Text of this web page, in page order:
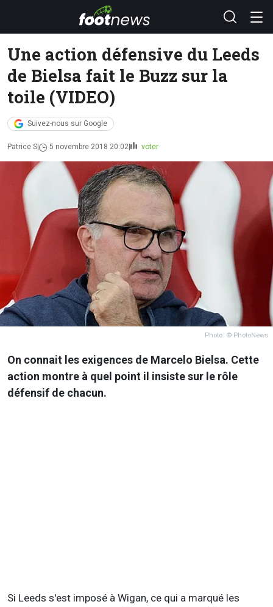
Une action défensive du Leeds
de Bielsa fait le Buzz sur la
toile (VIDEO)
Suivez-nous sur Google
Patrice S 5 novembre 2018 20:02 voter
Photo: © PhotoNews
On connait les exigences de Marcelo Bielsa. Cette
action montre à quel point il insiste sur le rôle
défensif de chacun.
Si Leeds s'est imposé à Wigan, ce qui a marqué les